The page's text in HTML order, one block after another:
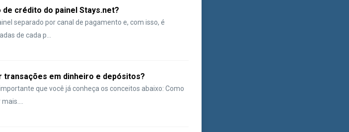
crédito do painel Stays.net?
separado por canal de pagamento e, com isso, é
de cada p...
transações em dinheiro e depósitos?
que você já conheça os conceitos abaixo: Como